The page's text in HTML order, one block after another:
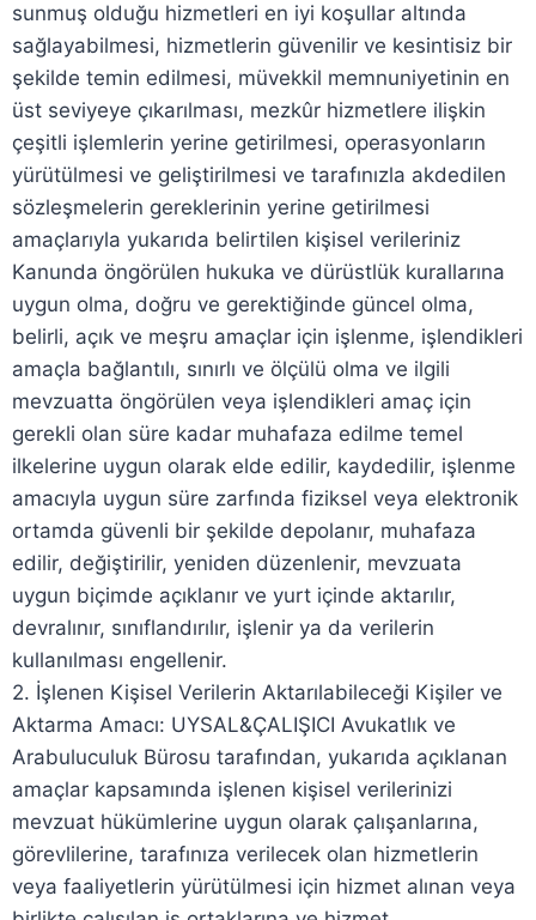
sunmuş olduğu hizmetleri en iyi koşullar altında
sağlayabilmesi, hizmetlerin güvenilir ve kesintisiz bir
şekilde temin edilmesi, müvekkil memnuniyetinin en
üst seviyeye çıkarılması, mezkûr hizmetlere ilişkin
çeşitli işlemlerin yerine getirilmesi, operasyonların
yürütülmesi ve geliştirilmesi ve tarafınızla akdedilen
sözleşmelerin gereklerinin yerine getirilmesi
amaçlarıyla yukarıda belirtilen kişisel verileriniz
Kanunda öngörülen hukuka ve dürüstlük kurallarına
uygun olma, doğru ve gerektiğinde güncel olma,
belirli, açık ve meşru amaçlar için işlenme, işlendikleri
amaçla bağlantılı, sınırlı ve ölçülü olma ve ilgili
mevzuatta öngörülen veya işlendikleri amaç için
gerekli olan süre kadar muhafaza edilme temel
ilkelerine uygun olarak elde edilir, kaydedilir, işlenme
amacıyla uygun süre zarfında fiziksel veya elektronik
ortamda güvenli bir şekilde depolanır, muhafaza
edilir, değiştirilir, yeniden düzenlenir, mevzuata
uygun biçimde açıklanır ve yurt içinde aktarılır,
devralınır, sınıflandırılır, işlenir ya da verilerin
kullanılması engellenir.
2. İşlenen Kişisel Verilerin Aktarılabileceği Kişiler ve
Aktarma Amacı: UYSAL&ÇALIŞICI Avukatlık ve
Arabuluculuk Bürosu tarafından, yukarıda açıklanan
amaçlar kapsamında işlenen kişisel verilerinizi
mevzuat hükümlerine uygun olarak çalışanlarına,
görevlilerine, tarafınıza verilecek olan hizmetlerin
veya faaliyetlerin yürütülmesi için hizmet alınan veya